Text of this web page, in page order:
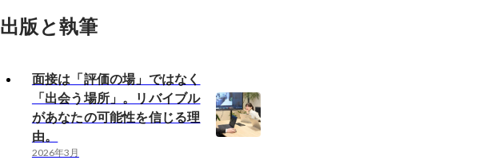
出版と執筆
面接は「評価の場」ではなく
「出会う場所」。リバイブル
があなたの可能性を信じる理
由。
2026年3月